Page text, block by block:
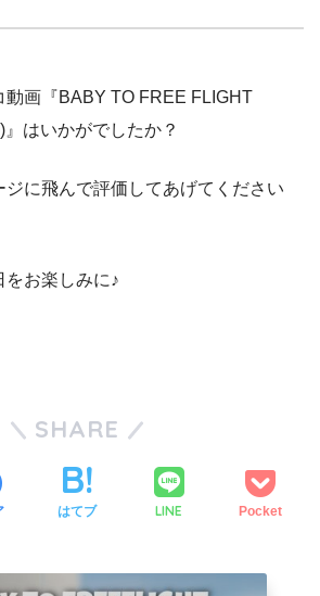
動画『BABY TO FREE FLIGHT
はいかがでしたか？
に飛んで評価してあげてください
をお楽しみに♪
SHARE
はてブ LINE Pocket